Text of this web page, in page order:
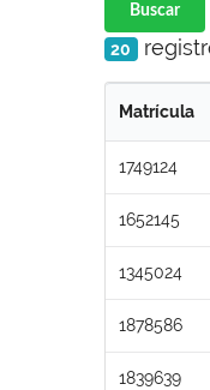
Buscar
20
Matrícula
1749124
1652145
1345024
1878586
1839639